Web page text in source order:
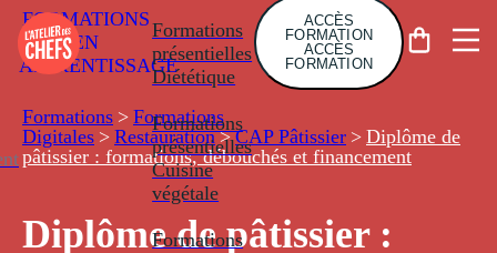
FORMATIONS
EN
APPRENTISSAGE
Formations
présentielles
Diététique
Formations
présentielles
Cuisine
végétale
Formations
ACCÈS
FORMATION
ACCÈS
FORMATION
Formations > Formations
Digitales > Restauration > CAP Pâtissier > Diplôme de
pâtissier : formations, débouchés et financement
Diplôme de pâtissier :